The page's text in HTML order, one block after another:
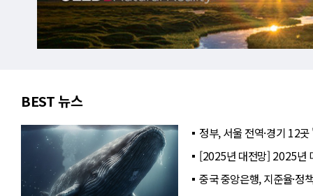
BEST 뉴스
정부, 서울 전역·경기 12
[2025년 대전망] 2025년
중국 중앙은행, 지준율·